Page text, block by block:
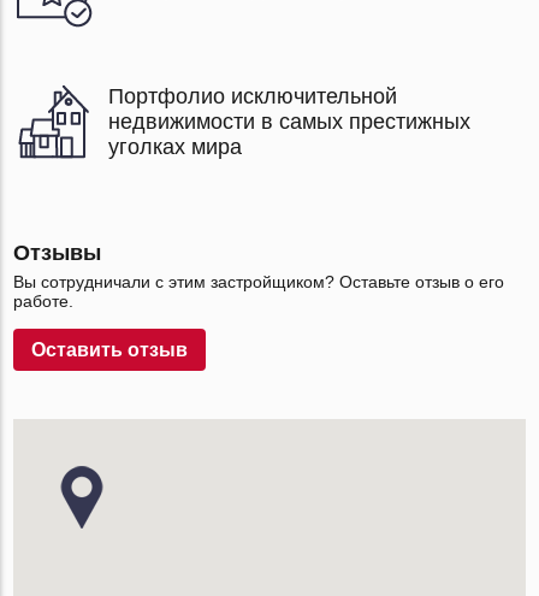
Портфолио исключительной
недвижимости в самых престижных
уголках мира
Отзывы
Вы сотрудничали с этим застройщиком? Оставьте отзыв о его
работе.
Оставить отзыв